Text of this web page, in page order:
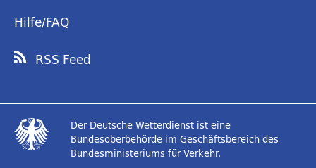
Hilfe/FAQ
RSS Feed
Der Deutsche Wetterdienst ist eine
Bundesoberbehörde im Geschäftsbereich des
Bundesministeriums für Verkehr.